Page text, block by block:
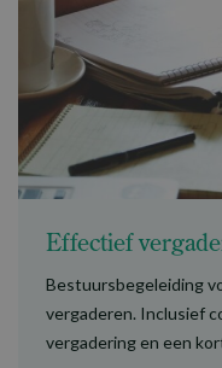
Effectief
Bestuursbegeleiding
vergaderen. Inclusief
vergadering en een